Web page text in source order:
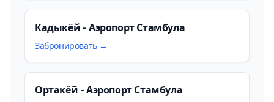
Кадыкёй - Аэропорт Стамбула
Забронировать →
Ортакёй - Аэропорт Стамбула